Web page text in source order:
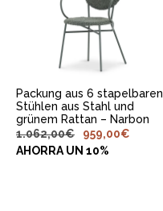
WARENKORB
LEGEN
Packung aus 6 stapelbaren
Stühlen aus Stahl und
grünem Rattan – Narbon
1.062,00€ 959,00€
AHORRA UN 10%